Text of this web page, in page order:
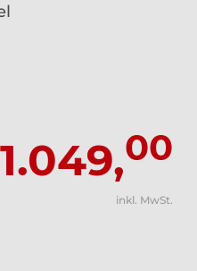
1.049,00
inkl. MwSt.